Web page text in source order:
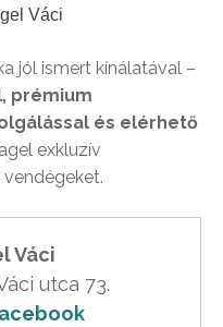
Váci
jól ismert kínálatával –
prémium
és elérhető
exkluzív
Váci